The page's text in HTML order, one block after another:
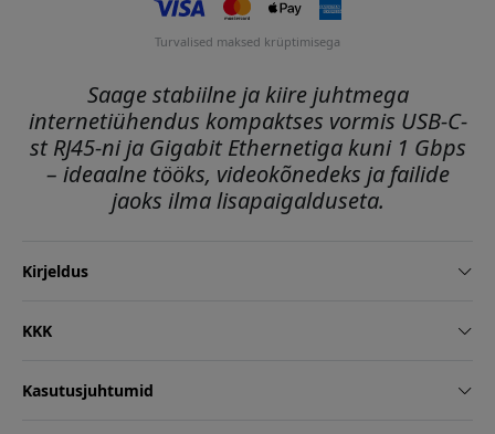
Turvalised maksed krüptimisega
Saage stabiilne ja kiire juhtmega
internetiühendus kompaktses vormis USB-C-
st RJ45-ni ja Gigabit Ethernetiga kuni 1 Gbps
– ideaalne tööks, videokõnedeks ja failide
jaoks ilma lisapaigalduseta.
Kirjeldus
KKK
Kasutusjuhtumid